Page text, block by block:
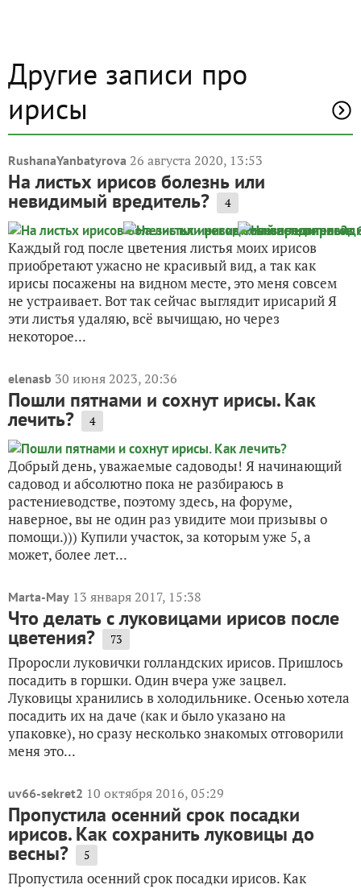
Другие записи про
ирисы
RushanaYanbatyrova 26 августа 2020, 13:53
На листьх ирисов болезнь или
невидимый вредитель? 4
Каждый год после цветения листья моих ирисов
приобретают ужасно не красивый вид, а так как
ирисы посажены на видном месте, это меня совсем
не устраивает. Вот так сейчас выглядит ирисарий Я
эти листья удаляю, всё вычищаю, но через
некоторое...
elenasb 30 июня 2023, 20:36
Пошли пятнами и сохнут ирисы. Как
лечить? 4
Добрый день, уважаемые садоводы! Я начинающий
садовод и абсолютно пока не разбираюсь в
растениеводстве, поэтому здесь, на форуме,
наверное, вы не один раз увидите мои призывы о
помощи.))) Купили участок, за которым уже 5, а
может, более лет...
Marta-May 13 января 2017, 15:38
Что делать с луковицами ирисов после
цветения? 73
Проросли луковички голландских ирисов. Пришлось
посадить в горшки. Один вчера уже зацвел.
Луковицы хранились в холодильнике. Осенью хотела
посадить их на даче (как и было указано на
упаковке), но сразу несколько знакомых отговорили
меня это...
uv66-sekret2 10 октября 2016, 05:29
Пропустила осенний срок посадки
ирисов. Как сохранить луковицы до
весны? 5
Пропустила осенний срок посадки ирисов. Как